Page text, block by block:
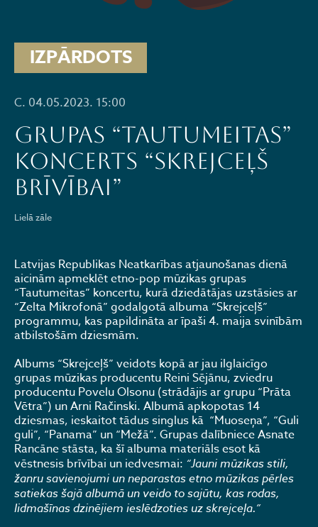
IZPĀRDOTS
C. 04.05.2023. 15:00
GRUPAS “TAUTUMEITAS”
KONCERTS “SKREJCEĻŠ
BRĪVĪBAI”
Lielā zāle
Latvijas Republikas Neatkarības atjaunošanas dienā
aicinām apmeklēt etno-pop mūzikas grupas
“Tautumeitas” koncertu, kurā dziedātājas uzstāsies ar
“Zelta Mikrofonā” godalgotā albuma “Skrejceļš”
programmu, kas papildināta ar īpaši 4. maija svinībām
atbilstošām dziesmām.
Albums “Skrejceļš” veidots kopā ar jau ilglaicīgo
grupas mūzikas producentu Reini Sējānu, zviedru
producentu Povelu Olsonu (strādājis ar grupu “Prāta
Vētra”) un Arni Račinski. Albumā apkopotas 14
dziesmas, ieskaitot tādus singlus kā “Muoseņa”, “Guli
guli”, “Panama” un “Mežā”. Grupas dalībniece Asnate
Rancāne stāsta, ka šī albuma materiāls esot kā
vēstnesis brīvībai un iedvesmai: “Jauni mūzikas stili,
žanru savienojumi un neparastas etno mūzikas pērles
satiekas šajā albumā un veido to sajūtu, kas rodas,
lidmašīnas dzinējiem ieslēdzoties uz skrejceļa.”